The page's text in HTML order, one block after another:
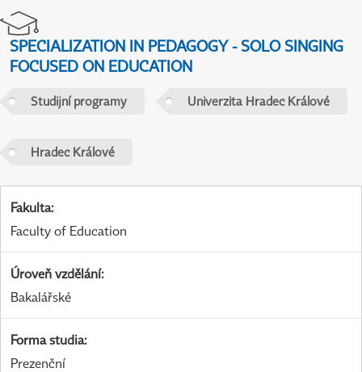
SPECIALIZATION IN PEDAGOGY - SOLO SINGING
FOCUSED ON EDUCATION
Studijní programy Univerzita Hradec Králové
Hradec Králové
Fakulta:
Faculty of Education
Úroveň vzdělání:
Bakalářské
Forma studia:
Prezenční